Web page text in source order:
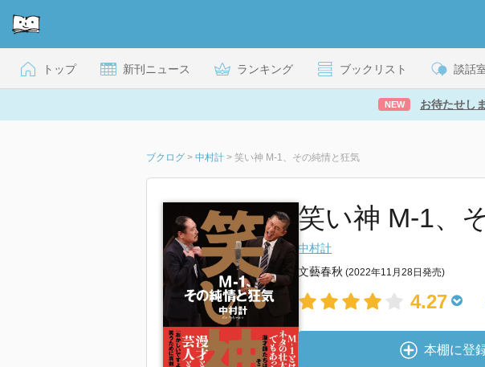
トップ 新刊ニュース ランキング ブックリスト 談話
NEW お待たせし
ブクログ > 中村計 > 笑い神 M-1、その純情と狂気
笑い神 M-1、
中村計
文藝春秋 (2022年11月28日発売)
4.27
本棚に登